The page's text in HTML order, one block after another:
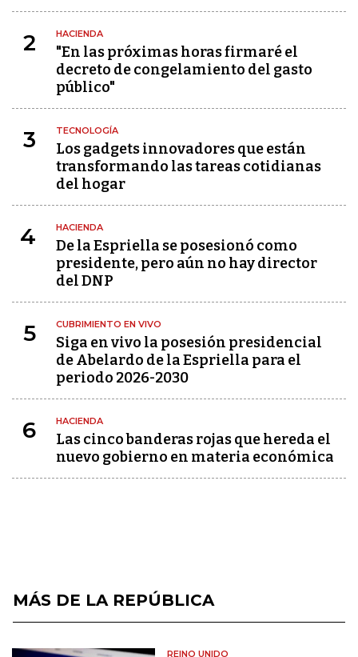
2 HACIENDA
"En las próximas horas firmaré el
decreto de congelamiento del gasto
público"
3 TECNOLOGÍA
Los gadgets innovadores que están
transformando las tareas cotidianas
del hogar
4 HACIENDA
De la Espriella se posesionó como
presidente, pero aún no hay director
del DNP
5 CUBRIMIENTO EN VIVO
Siga en vivo la posesión presidencial
de Abelardo de la Espriella para el
periodo 2026-2030
6 HACIENDA
Las cinco banderas rojas que hereda el
nuevo gobierno en materia económica
MÁS DE LA REPÚBLICA
REINO UNIDO